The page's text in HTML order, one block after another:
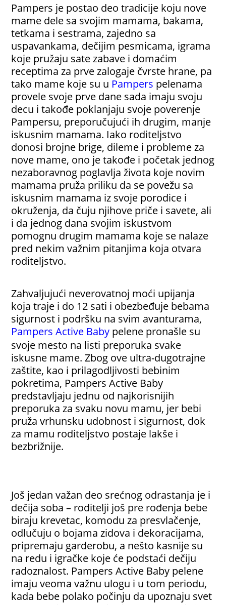
Pampers je postao deo tradicije koju nove
mame dele sa svojim mamama, bakama,
tetkama i sestrama, zajedno sa
uspavankama, dečijim pesmicama, igrama
koje pružaju sate zabave i domaćim
receptima za prve zalogaje čvrste hrane, pa
tako mame koje su u Pampers pelenama
provele svoje prve dane sada imaju svoju
decu i takođe poklanjaju svoje poverenje
Pampersu, preporučujući ih drugim, manje
iskusnim mamama. Iako roditeljstvo
donosi brojne brige, dileme i probleme za
nove mame, ono je takođe i početak jednog
nezaboravnog poglavlja života koje novim
mamama pruža priliku da se povežu sa
iskusnim mamama iz svoje porodice i
okruženja, da čuju njihove priče i savete, ali
i da jednog dana svojim iskustvom
pomognu drugim mamama koje se nalaze
pred nekim važnim pitanjima koja otvara
roditeljstvo.
Zahvaljujući neverovatnoj moći upijanja
koja traje i do 12 sati i obezbeđuje bebama
sigurnost i podršku na svim avanturama,
Pampers Active Baby pelene pronašle su
svoje mesto na listi preporuka svake
iskusne mame. Zbog ove ultra-dugotrajne
zaštite, kao i prilagodljivosti bebinim
pokretima, Pampers Active Baby
predstavljaju jednu od najkorisnijih
preporuka za svaku novu mamu, jer bebi
pruža vrhunsku udobnost i sigurnost, dok
za mamu roditeljstvo postaje lakše i
bezbrižnije.
Još jedan važan deo srećnog odrastanja je i
dečija soba – roditelji još pre rođenja bebe
biraju krevetac, komodu za presvlačenje,
odlučuju o bojama zidova i dekoracijama,
pripremaju garderobu, a nešto kasnije su
na redu i igračke koje će podstaći dečiju
radoznalost. Pampers Active Baby pelene
imaju veoma važnu ulogu i u tom periodu,
kada bebe polako počinju da upoznaju svet